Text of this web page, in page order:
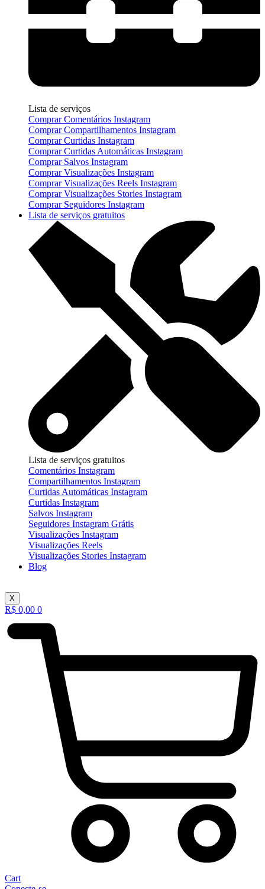
Lista de serviços
Comprar Comentários Instagram
Comprar Compartilhamentos Instagram
Comprar Curtidas Instagram
Comprar Curtidas Automáticas Instagram
Comprar Salvos Instagram
Comprar Visualizações Instagram
Comprar Visualizações Reels Instagram
Comprar Visualizações Stories Instagram
Comprar Seguidores Instagram
Lista de serviços gratuitos
Lista de serviços gratuitos
Comentários Instagram
Compartilhamentos Instagram
Curtidas Automáticas Instagram
Curtidas Instagram
Salvos Instagram
Seguidores Instagram Grátis
Visualizações Instagram
Visualizações Reels
Visualizações Stories Instagram
Blog
X
R$ 0,00 0
Cart